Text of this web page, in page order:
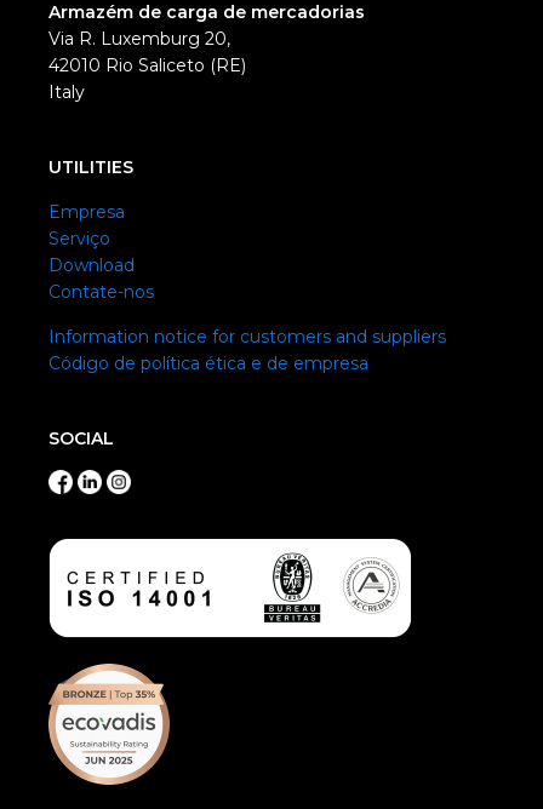
Armazém de carga de mercadorias
Via R. Luxemburg 20,
42010 Rio Saliceto (RE)
Italy
UTILITIES
Empresa
Serviço
Download
Contate-nos
Information notice for customers and suppliers
Código de política ética e de empresa
SOCIAL